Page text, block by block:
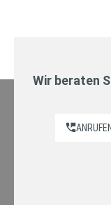
Wir beraten
ANRUFEN